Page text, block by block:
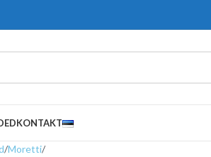
KONTAKT
/Moretti/